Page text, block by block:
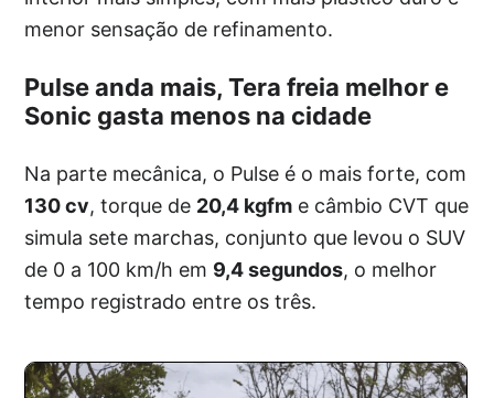
menor sensação de refinamento.
Pulse anda mais, Tera freia melhor e
Sonic gasta menos na cidade
Na parte mecânica, o Pulse é o mais forte, com
130 cv, torque de 20,4 kgfm e câmbio CVT que
simula sete marchas, conjunto que levou o SUV
de 0 a 100 km/h em 9,4 segundos, o melhor
tempo registrado entre os três.